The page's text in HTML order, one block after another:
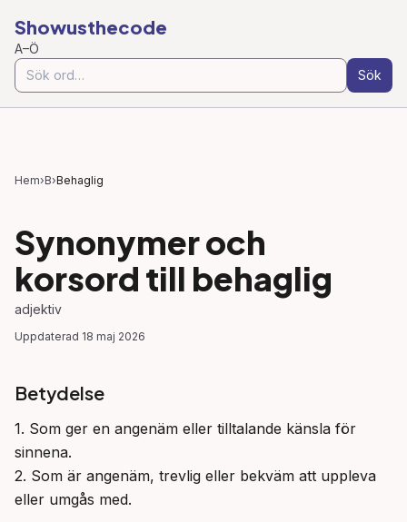
Showusthecode
A–Ö
Sök
Hem›B›Behaglig
Synonymer och
korsord till behaglig
adjektiv
Uppdaterad 18 maj 2026
Betydelse
1. Som ger en angenäm eller tilltalande känsla för
sinnena.
2. Som är angenäm, trevlig eller bekväm att uppleva
eller umgås med.